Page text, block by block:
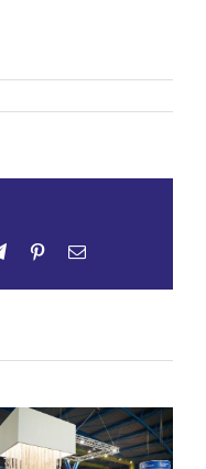
TelegramPinterestEmail